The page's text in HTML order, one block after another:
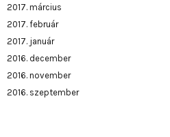
2017. március
2017. február
2017. január
2016. december
2016. november
2016. szeptember